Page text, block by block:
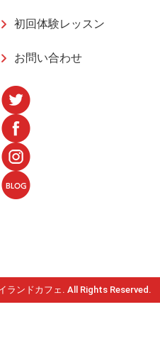
初回体験レッスン
お問い合わせ
ンドカフェ. All Rights Reserved.